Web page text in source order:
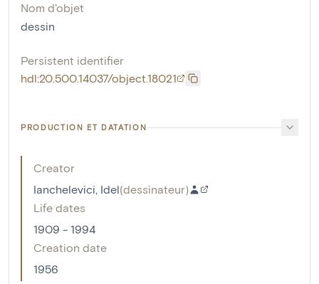
Nom d'objet
dessin
Persistent identifier
hdl:20.500.14037/object.18021
PRODUCTION ET DATATION
Creator
Ianchelevici, Idel(dessinateur)
Life dates
1909 - 1994
Creation date
1956